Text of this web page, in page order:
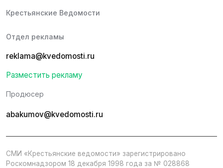
Крестьянские Ведомости
Отдел рекламы
reklama@kvedomosti.ru
Разместить рекламу
Продюсер
abakumov@kvedomosti.ru
СМИ «Крестьянские ведомости» зарегистрировано
Роскомнадзором 18 декабря 1998 года за № 028868